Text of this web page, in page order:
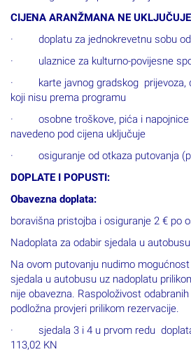
CIJENA ARANŽMANA NE
· doplatu za jednokrevetnu sobu od
· ulaznice za kulturno-povijesne
· karte javnog gradskog prijevoza,
koji nisu prema programu
· osobne troškove, pića i napojnice
navedeno pod cijena uključuje
· osiguranje od otkaza putovanja
DOPLATE I POPUSTI:
Obavezna doplata:
boravišna pristojba i osiguranje 2 € po
Nadoplata za odabir sjedala u
Na ovom putovanju nudimo
sjedala u autobusu uz nadoplatu
nije obavezna. Raspoloživost
podložna provjeri prilikom rezervacije.
· sjedala 3 i 4 u prvom redu
113,02 KN